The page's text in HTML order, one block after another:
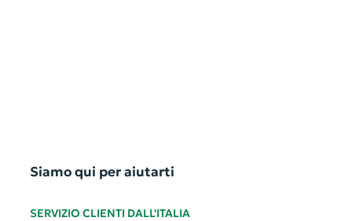
Siamo qui per aiutarti
SERVIZIO CLIENTI DALL'ITALIA